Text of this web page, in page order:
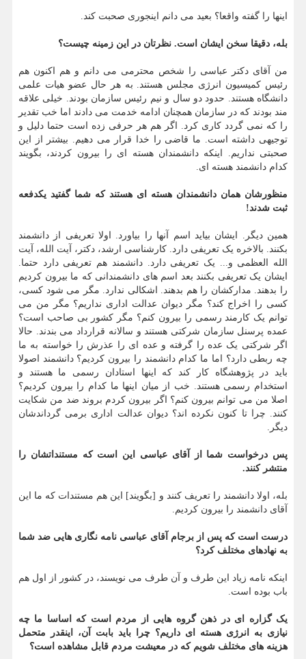
اینها را گفته واقعا؟ بعید می دانم اینجوری صحبت کند.
بله، دقیقا سخن ایشان است. نظرتان در این زمینه چیست؟
من آقای دکتر عباسی را شخص محترمی می دانم و هم اکنون هم
رئیس کمیسیون انرژی مجلس هستند. به هر حال عضو هیات علمی
دانشگاه هستند. حدود دو سال و نیم رئیس سازمان بودند. خیلی علاقه
مند بودند که در سازمان همچنان ادامه خدمت می دادند اما خب تقدیر
را که نمی گردد کاری کرد. اگر هم هر حرفی زده است حتما دلیل و
توجیهی داشته است. ما قاضی را خدا قرار می دهیم. بیشتر از این
صحبتی نداریم. اینکه دانشمندان هسته ای را بیرون کردند، بگویند
کدام دانشمند هسته ای.
منظورشان همان دانشمندان هسته ای هستند که شما گفتید یکدفعه
ثبت شدند!
همین دیگر. ایشان بیاید اسم آنها را بیاورد. اولا تعریفی از دانشمند
بکنند. بالاخره یک تعریفی دارد. کارشناسی ارشد، دکتر، آیت الله، آیت
الله العظمی و... یک تعریفی دارد. دانشمند هم تعریفی دارد حتما.
ایشان یک تعریفی بکنند بعد اسم های دانشمندانی که ما بیرون کردیم
را بدهند. مدارکشان را هم بدهند. اشکالی ندارد. مگر می شود کسی،
کسی را اخراج کند؟ مگر دیوان عدالت اداری نداریم؟ مگر من می
توانم یک کارمند رسمی را بیرون کنم؟ مگر کشور بی صاحب است؟
عمده پرسنل سازمان شرکتی هستند و سالانه قرارداد می بندند. حالا
اگر شرکتی یک عده را گرفته و عده ای را عذرش را خواسته به ما
چه ربطی دارد؟ اما ما کدام دانشمند را بیرون کردیم؟ دانشمند اصولا
باید در پژوهشگاه کار کند که اینها استادان رسمی ما هستند و
استخدام رسمی هستند. خب از میان اینها ما کدام را بیرون کردیم؟
اصلا من می توانم بیرون کنم؟ اگر بیرون کردم بروند ضد من شکایت
کنند. چرا تا کنون نکرده اند؟ دیوان عدالت اداری برمی گرداندشان
دیگر.
پس درخواست شما از آقای عباسی این است که مستنداتشان را
منتشر کنند.
بله، اولا دانشمند را تعریف کنند و [بگویند] این هم مستندات که ما این
آقای دانشمند را بیرون کردیم.
درست است که پس از برجام آقای عباسی نامه نگاری هایی ضد شما
به نهادهای مختلف کرد؟
اینکه نامه زیاد این طرف و آن طرف می نویسند، در کشور از اول هم
باب بوده است.
یک گزاره ای در ذهن گروه هایی از مردم است که اساسا ما چه
نیازی به انرژی هسته ای داریم؟ چرا باید بابت آن، اینقدر متحمل
هزینه های مختلف شویم که در معیشت مردم قابل مشاهده است؟